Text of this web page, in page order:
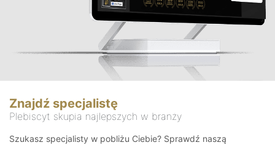
Znajdź specjalistę
Plebiscyt skupia najlepszych w branży
Szukasz specjalisty w pobliżu Ciebie? Sprawdź naszą